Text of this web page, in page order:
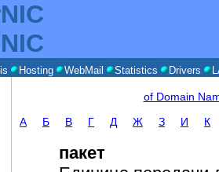
Hosting WebMail Statistics Drivers
of Domain
A
Б В Г Д Ж З И К
пакет